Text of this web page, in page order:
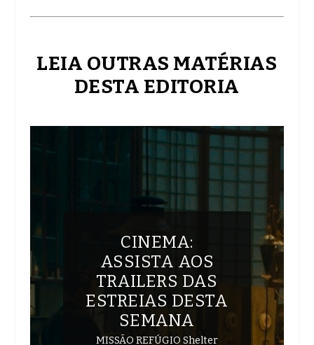
LEIA OUTRAS MATÉRIAS
DESTA EDITORIA
CINEMA:
ASSISTA AOS
TRAILERS DAS
ESTREIAS DESTA
SEMANA
MISSÃO REFÚGIO Shelter